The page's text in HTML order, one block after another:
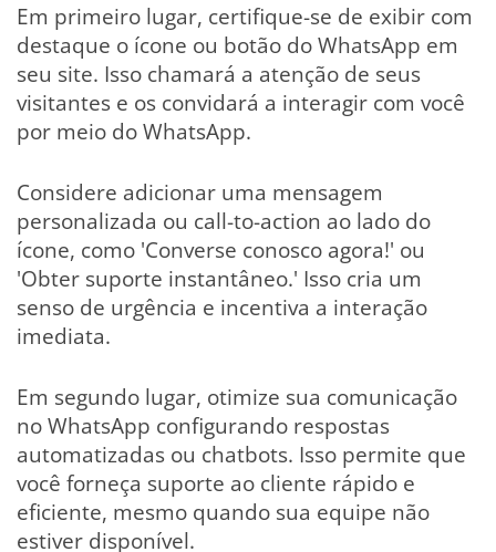
Em primeiro lugar, certifique-se de exibir com
destaque o ícone ou botão do WhatsApp em
seu site. Isso chamará a atenção de seus
visitantes e os convidará a interagir com você
por meio do WhatsApp.
Considere adicionar uma mensagem
personalizada ou call-to-action ao lado do
ícone, como 'Converse conosco agora!' ou
'Obter suporte instantâneo.' Isso cria um
senso de urgência e incentiva a interação
imediata.
Em segundo lugar, otimize sua comunicação
no WhatsApp configurando respostas
automatizadas ou chatbots. Isso permite que
você forneça suporte ao cliente rápido e
eficiente, mesmo quando sua equipe não
estiver disponível.